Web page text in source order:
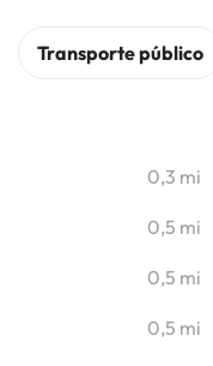
0,3 mi
0,5 mi
0,5 mi
0,5 mi